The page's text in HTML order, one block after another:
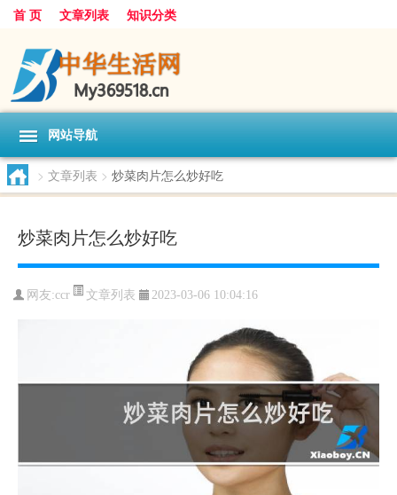
首 页 文章列表 知识分类
网站导航
> 文章列表 > 炒菜肉片怎么炒好吃
炒菜肉片怎么炒好吃
网友:ccr 文章列表 2023-03-06 10:04:16